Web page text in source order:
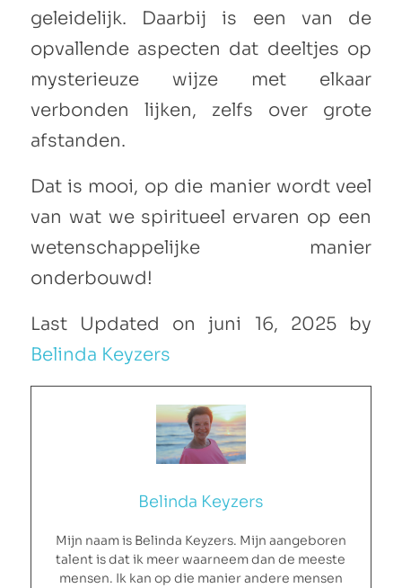
geleidelijk. Daarbij is een van de
opvallende aspecten dat deeltjes op
mysterieuze wijze met elkaar
verbonden lijken, zelfs over grote
afstanden.
Dat is mooi, op die manier wordt veel
van wat we spiritueel ervaren op een
wetenschappelijke manier
onderbouwd!
Last Updated on juni 16, 2025 by
Belinda Keyzers
Belinda Keyzers
Mijn naam is Belinda Keyzers. Mijn aangeboren
talent is dat ik meer waarneem dan de meeste
mensen. Ik kan op die manier andere mensen